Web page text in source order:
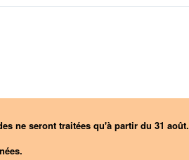
ne seront traitées qu'à partir du 31 août.